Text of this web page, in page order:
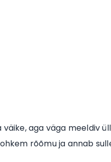
aga väga meeldiv
rõõmu ja annab